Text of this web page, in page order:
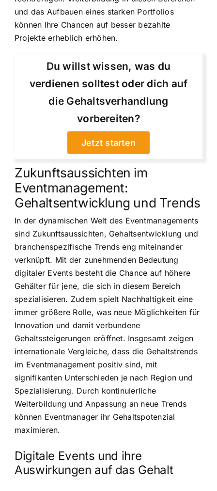
und das Aufbauen eines starken Portfolios
können Ihre Chancen auf besser bezahlte
Projekte erheblich erhöhen.
Du willst wissen, was du
verdienen solltest oder dich auf
die Gehaltsverhandlung
vorbereiten?
Jetzt starten
Zukunftsaussichten im
Eventmanagement:
Gehaltsentwicklung und Trends
In der dynamischen Welt des Eventmanagements
sind Zukunftsaussichten, Gehaltsentwicklung und
branchenspezifische Trends eng miteinander
verknüpft. Mit der zunehmenden Bedeutung
digitaler Events besteht die Chance auf höhere
Gehälter für jene, die sich in diesem Bereich
spezialisieren. Zudem spielt Nachhaltigkeit eine
immer größere Rolle, was neue Möglichkeiten für
Innovation und damit verbundene
Gehaltssteigerungen eröffnet. Insgesamt zeigen
internationale Vergleiche, dass die Gehaltstrends
im Eventmanagement positiv sind, mit
signifikanten Unterschieden je nach Region und
Spezialisierung. Durch kontinuierliche
Weiterbildung und Anpassung an neue Trends
können Eventmanager ihr Gehaltspotenzial
maximieren.
Digitale Events und ihre
Auswirkungen auf das Gehalt